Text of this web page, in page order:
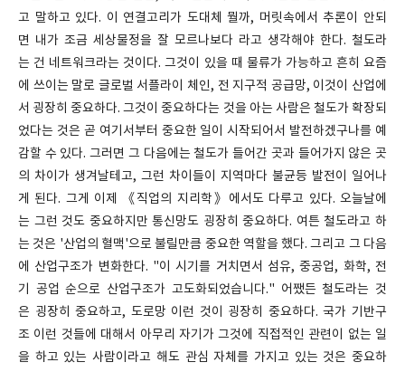
고 말하고 있다. 이 연결고리가 도대체 뭘까, 머릿속에서 추론이 안되
면 내가 조금 세상물정을 잘 모르나보다 라고 생각해야 한다. 철도라
는 건 네트워크라는 것이다. 그것이 있을 때 물류가 가능하고 흔히 요즘
에 쓰이는 말로 글로벌 서플라이 체인, 전 지구적 공급망, 이것이 산업에
서 굉장히 중요하다. 그것이 중요하다는 것을 아는 사람은 철도가 확장되
었다는 것은 곧 여기서부터 중요한 일이 시작되어서 발전하겠구나를 예
감할 수 있다. 그러면 그 다음에는 철도가 들어간 곳과 들어가지 않은 곳
의 차이가 생겨날테고, 그런 차이들이 지역마다 불균등 발전이 일어나
게 된다. 그게 이제 《직업의 지리학》에서도 다루고 있다. 오늘날에
는 그런 것도 중요하지만 통신망도 굉장히 중요하다. 여튼 철도라고 하
는 것은 '산업의 혈맥'으로 불릴만큼 중요한 역할을 했다. 그리고 그 다음
에 산업구조가 변화한다. "이 시기를 거치면서 섬유, 중공업, 화학, 전
기 공업 순으로 산업구조가 고도화되었습니다." 어쨌든 철도라는 것
은 굉장히 중요하고, 도로망 이런 것이 굉장히 중요하다. 국가 기반구
조 이런 것들에 대해서 아무리 자기가 그것에 직접적인 관련이 없는 일
을 하고 있는 사람이라고 해도 관심 자체를 가지고 있는 것은 중요하